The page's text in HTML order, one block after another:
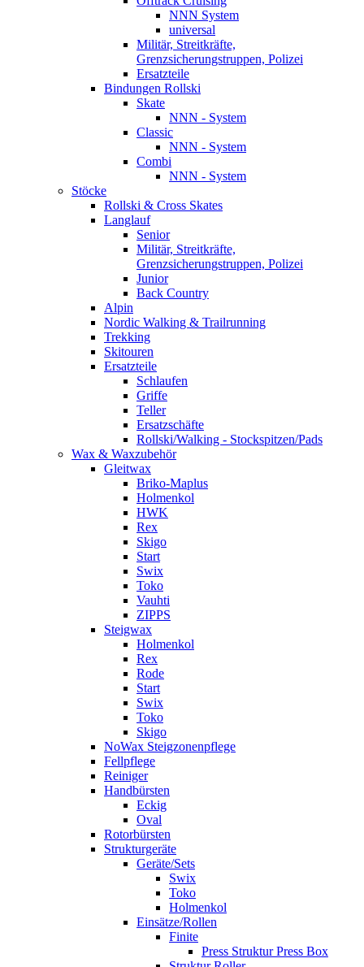
NNN System
universal
Militär, Streitkräfte,
Grenzsicherungstruppen, Polizei
Ersatzteile
Bindungen Rollski
Skate
NNN - System
Classic
NNN - System
Combi
NNN - System
Stöcke
Rollski & Cross Skates
Langlauf
Senior
Militär, Streitkräfte,
Grenzsicherungstruppen, Polizei
Junior
Back Country
Alpin
Nordic Walking & Trailrunning
Trekking
Skitouren
Ersatzteile
Schlaufen
Griffe
Teller
Ersatzschäfte
Rollski/Walking - Stockspitzen/Pads
Wax & Waxzubehör
Gleitwax
Briko-Maplus
Holmenkol
HWK
Rex
Skigo
Start
Swix
Toko
Vauhti
ZIPPS
Steigwax
Holmenkol
Rex
Rode
Start
Swix
Toko
Skigo
NoWax Steigzonenpflege
Fellpflege
Reiniger
Handbürsten
Eckig
Oval
Rotorbürsten
Strukturgeräte
Geräte/Sets
Swix
Toko
Holmenkol
Einsätze/Rollen
Finite
Press Struktur Press Box